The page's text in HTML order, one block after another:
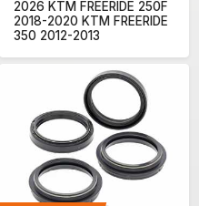
2026 KTM FREERIDE 250F
2018-2020 KTM FREERIDE
350 2012-2013